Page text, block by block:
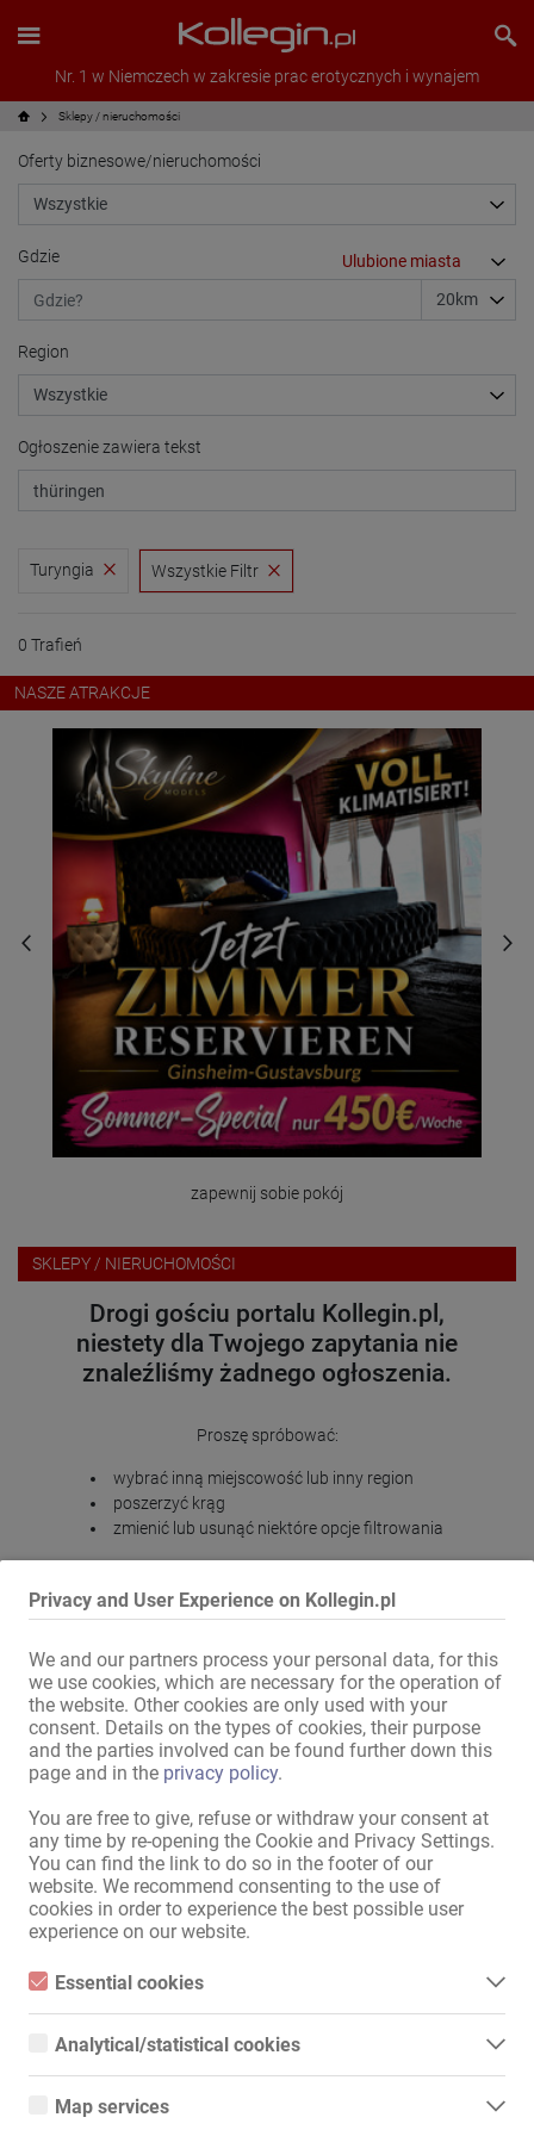
Privacy and User Experience on Kollegin.pl
We and our partners process your personal data, for this
we use cookies, which are necessary for the operation of
the website. Other cookies are only used with your
consent. Details on the types of cookies, their purpose
and the parties involved can be found further down this
page and in the privacy policy.
You are free to give, refuse or withdraw your consent at
any time by re-opening the Cookie and Privacy Settings.
You can find the link to do so in the footer of our
website. We recommend consenting to the use of
cookies in order to experience the best possible user
experience on our website.
Essential cookies
Essential cookies are all cookies necessary for the operation of
function properly without these cookies.
Analytical/statistical cookies
Analytical or statistical cookies are cookies that are used to
They help website owners understand how visitors interact with
Map services
Nr. 1 w Niemczech w zakresie prac erotycznych i wynajem
Sklepy / nieruchomości
Oferty biznesowe/nieruchomości
Gdzie
Region
Ogłoszenie zawiera tekst
Turyngia Wszystkie Filtr
0 Trafień
NASZE ATRAKCJE
zapewnij sobie pokój
SKLEPY / NIERUCHOMOŚCI
Drogi gościu portalu Kollegin.pl,
niestety dla Twojego zapytania nie
znaleźliśmy żadnego ogłoszenia.
Proszę spróbować:
wybrać inną miejscowość lub inny region
poszerzyć krąg
zmienić lub usunąć niektóre opcje filtrowania
Kollegin.pl!
Przejdź do portalu ogłoszeniowego
Sitemap
Home
Usługi / Specjaliści
Sklepy / nieruchomości
Rynek
Newsy
Kontakt
Stopka redakcyjna